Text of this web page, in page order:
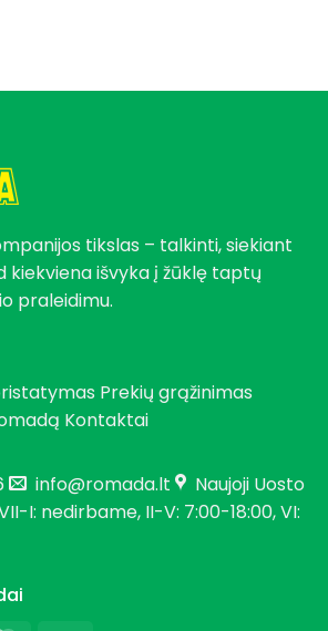
tikslas – talkinti, siekiant
kiekviena išvyka į žūklę taptų
praleidimu.
Prekių grąžinimas
Kontaktai
info@romada.lt
Naujoji Uosto
I: nedirbame, II-V: 7:00-18:00, VI: